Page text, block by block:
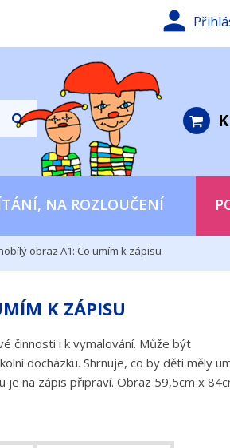

NA ROZLOUČENÍ
obraz A1: Co umím k zápisu
K ZÁPISU
činnosti i k vymalování. Může být
docházku. Shrnuje, co by děti měly
je na zápis připraví. Obraz 59,5cm x